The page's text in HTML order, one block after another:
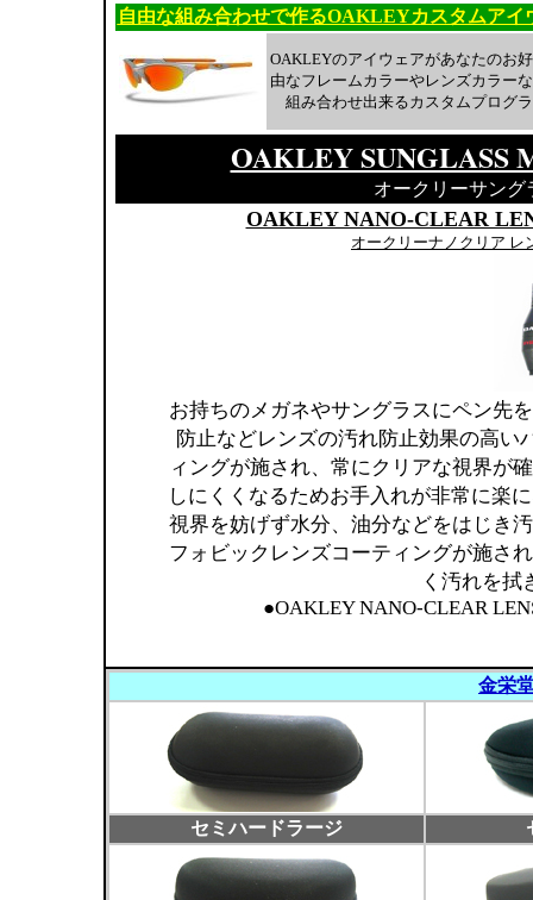
自由な組み合わせで作るOAKLEYカスタムアイ
OAKLEYのアイウェアがあなたのお
由なフレームカラーやレンズカラー
組み合わせ出来るカスタムプログ
OAKLEY SUNGLASS
オークリーサン
OAKLEY NANO-CLEAR
オークリーナノクリア
お持ちのメガネやサングラスにペン先
防止などレンズの汚れ防止効果の高
ィングが施され、常にクリアな視界が
しにくくなるためお手入れが非常に楽
視界を妨げず水分、油分などをはじき
フォビックレンズコーティングが施さ
く汚れを拭
●OAKLEY NANO-CLEAR
金栄
セミハードラージ